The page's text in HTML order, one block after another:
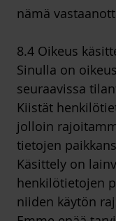
nämä
8.4 Oikeus
Sinulla on
seuraavissa
Kiistät
jolloin
tietojen
Käsittely on
henkilötietojen
niiden käytön